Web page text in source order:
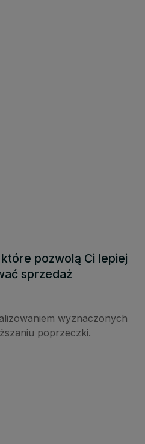
pozwolą Ci lepiej
sprzedaż
wyznaczonych
poprzeczki.